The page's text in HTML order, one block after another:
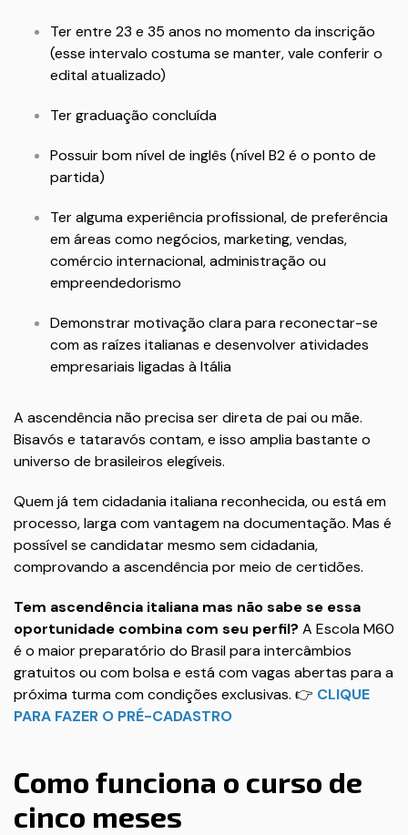
Ter entre 23 e 35 anos no momento da inscrição
(esse intervalo costuma se manter, vale conferir o
edital atualizado)
Ter graduação concluída
Possuir bom nível de inglês (nível B2 é o ponto de
partida)
Ter alguma experiência profissional, de preferência
em áreas como negócios, marketing, vendas,
comércio internacional, administração ou
empreendedorismo
Demonstrar motivação clara para reconectar-se
com as raízes italianas e desenvolver atividades
empresariais ligadas à Itália
A ascendência não precisa ser direta de pai ou mãe.
Bisavós e tataravós contam, e isso amplia bastante o
universo de brasileiros elegíveis.
Quem já tem cidadania italiana reconhecida, ou está em
processo, larga com vantagem na documentação. Mas é
possível se candidatar mesmo sem cidadania,
comprovando a ascendência por meio de certidões.
Tem ascendência italiana mas não sabe se essa
oportunidade combina com seu perfil? A Escola M60
é o maior preparatório do Brasil para intercâmbios
gratuitos ou com bolsa e está com vagas abertas para a
próxima turma com condições exclusivas. 👉 CLIQUE
PARA FAZER O PRÉ-CADASTRO
Como funciona o curso de
cinco meses